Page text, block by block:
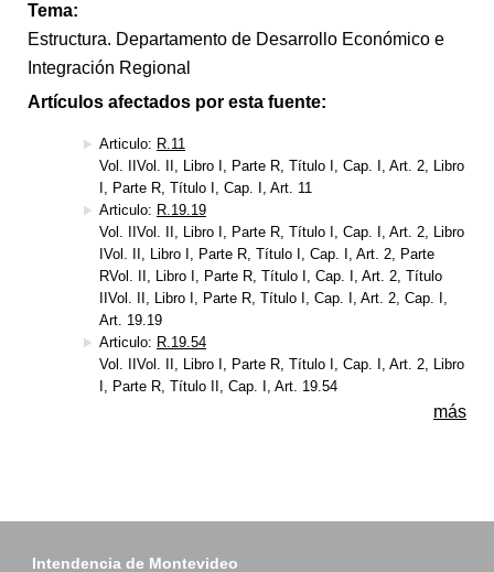
Tema:
Estructura. Departamento de Desarrollo Económico e
Integración Regional
Artículos afectados por esta fuente:
Articulo: R.11
Vol. IIVol. II, Libro I, Parte R, Título I, Cap. I, Art. 2, Libro
I, Parte R, Título I, Cap. I, Art. 11
Articulo: R.19.19
Vol. IIVol. II, Libro I, Parte R, Título I, Cap. I, Art. 2, Libro
IVol. II, Libro I, Parte R, Título I, Cap. I, Art. 2, Parte
RVol. II, Libro I, Parte R, Título I, Cap. I, Art. 2, Título
IIVol. II, Libro I, Parte R, Título I, Cap. I, Art. 2, Cap. I,
Art. 19.19
Articulo: R.19.54
Vol. IIVol. II, Libro I, Parte R, Título I, Cap. I, Art. 2, Libro
I, Parte R, Título II, Cap. I, Art. 19.54
más
Intendencia de Montevideo